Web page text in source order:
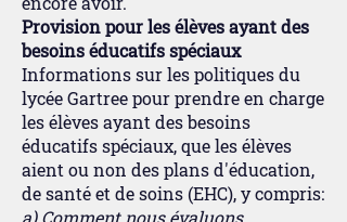
Provision pour les élèves ayant des
besoins éducatifs spéciaux
Informations sur les politiques du
lycée Gartree pour prendre en charge
les élèves ayant des besoins
éducatifs spéciaux, que les élèves
aient ou non des plans d'éducation,
de santé et de soins (EHC), y compris:
a) Comment nous évaluons